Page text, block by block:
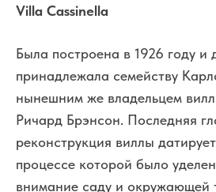
Villa Cassinella
Была построена в 1926 году и
принадлежала семейству
нынешним же владельцем
Ричард Брэнсон. Последняя
реконструкция виллы
процессе которой было
внимание саду и окружающей